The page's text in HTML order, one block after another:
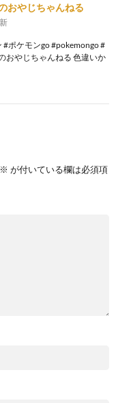
おやじちゃんねる
#ポケモンgo #pokemongo #
おやじちゃんねる 色違いか
※ が付いている欄は必須項